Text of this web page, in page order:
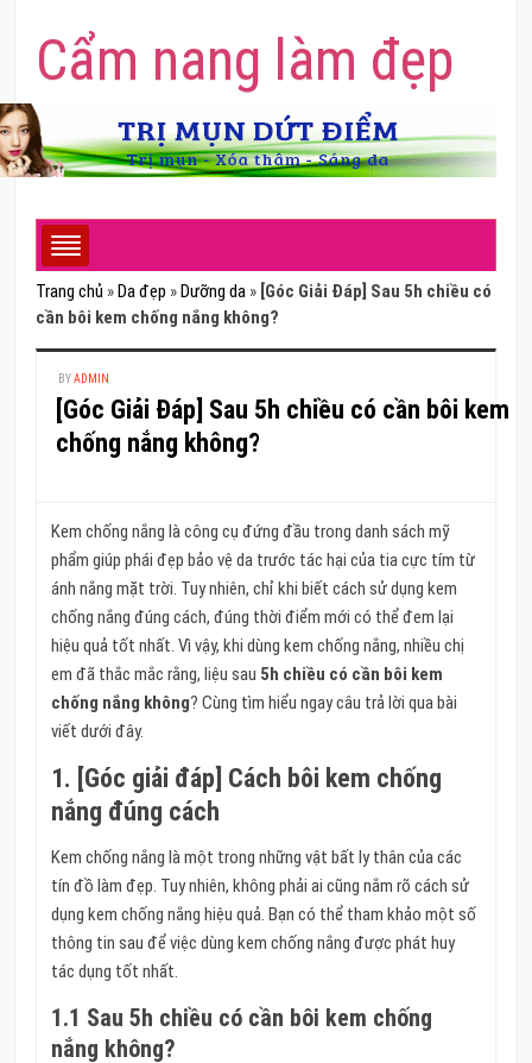
Cẩm nang làm đẹp
Trang chủ » Da đẹp » Dưỡng da » [Góc Giải Đáp] Sau 5h chiều có
cần bôi kem chống nắng không?
BYADMIN
[Góc Giải Đáp] Sau 5h chiều có cần bôi kem
chống nắng không?
Kem chống nắng là công cụ đứng đầu trong danh sách mỹ
phẩm giúp phái đẹp bảo vệ da trước tác hại của tia cực tím từ
ánh nắng mặt trời. Tuy nhiên, chỉ khi biết cách sử dụng kem
chống nắng đúng cách, đúng thời điểm mới có thể đem lại
hiệu quả tốt nhất. Vì vậy, khi dùng kem chống nắng, nhiều chị
em đã thắc mắc rằng, liệu sau 5h chiều có cần bôi kem
chống nắng không? Cùng tìm hiểu ngay câu trả lời qua bài
viết dưới đây.
1. [Góc giải đáp] Cách bôi kem chống
nắng đúng cách
Kem chống nắng là một trong những vật bất ly thân của các
tín đồ làm đẹp. Tuy nhiên, không phải ai cũng nắm rõ cách sử
dụng kem chống nắng hiệu quả. Bạn có thể tham khảo một số
thông tin sau để việc dùng kem chống nắng được phát huy
tác dụng tốt nhất.
1.1 Sau 5h chiều có cần bôi kem chống
nắng không?